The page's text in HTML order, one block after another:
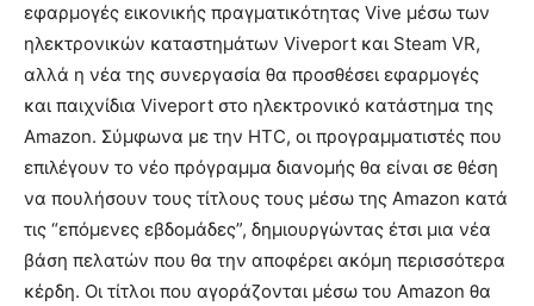
εφαρμογές εικονικής πραγματικότητας Vive μέσω των
ηλεκτρονικών καταστημάτων Viveport και Steam VR,
αλλά η νέα της συνεργασία θα προσθέσει εφαρμογές
και παιχνίδια Viveport στο ηλεκτρονικό κατάστημα της
Amazon. Σύμφωνα με την HTC, οι προγραμματιστές που
επιλέγουν το νέο πρόγραμμα διανομής θα είναι σε θέση
να πουλήσουν τους τίτλους τους μέσω της Amazon κατά
τις “επόμενες εβδομάδες”, δημιουργώντας έτσι μια νέα
βάση πελατών που θα την αποφέρει ακόμη περισσότερα
κέρδη. Οι τίτλοι που αγοράζονται μέσω του Amazon θα